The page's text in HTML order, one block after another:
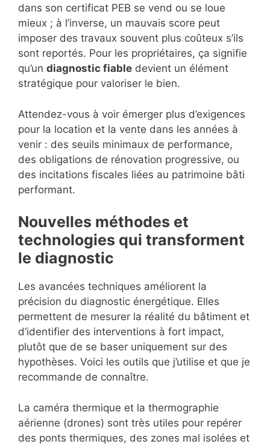
dans son certificat PEB se vend ou se loue
mieux ; à l’inverse, un mauvais score peut
imposer des travaux souvent plus coûteux s’ils
sont reportés. Pour les propriétaires, ça signifie
qu’un diagnostic fiable devient un élément
stratégique pour valoriser le bien.
Attendez-vous à voir émerger plus d’exigences
pour la location et la vente dans les années à
venir : des seuils minimaux de performance,
des obligations de rénovation progressive, ou
des incitations fiscales liées au patrimoine bâti
performant.
Nouvelles méthodes et
technologies qui transforment
le diagnostic
Les avancées techniques améliorent la
précision du diagnostic énergétique. Elles
permettent de mesurer la réalité du bâtiment et
d’identifier des interventions à fort impact,
plutôt que de se baser uniquement sur des
hypothèses. Voici les outils que j’utilise et que je
recommande de connaître.
La caméra thermique et la thermographie
aérienne (drones) sont très utiles pour repérer
des ponts thermiques, des zones mal isolées et